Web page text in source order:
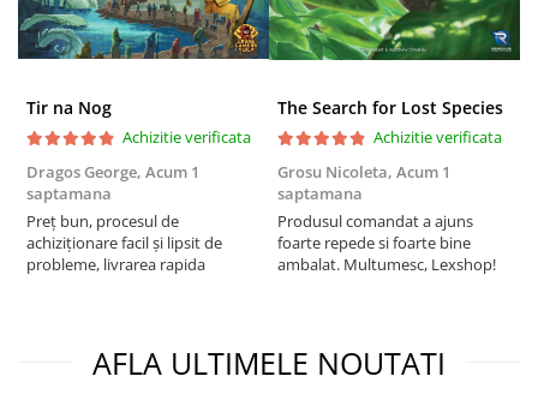
Puzzle
Puzzle 70 piese
Puzzle cu 200 piese
Puzzle XXL
Puzzle 2 in 1
Puzzle 1000 piese panorama
Puzzle 3D
Puzzle 150 piese
Tir na Nog
Achizitie verificata
Dragos George, Acum 1
saptamana
Preț bun, procesul de
achiziționare facil și lipsit de
probleme, livrarea rapida
The Search for Lost Species
Achizitie verificata
Grosu Nicoleta, Acum 1
saptamana
Produsul comandat a ajuns
foarte repede si foarte bine
ambalat. Multumesc, Lexshop!
AFLA ULTIMELE NOUTATI